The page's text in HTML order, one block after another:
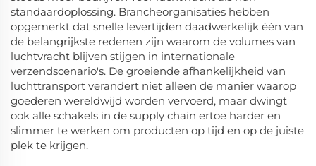
standaardoplossing. Brancheorganisaties hebben
opgemerkt dat snelle levertijden daadwerkelijk één van
de belangrijkste redenen zijn waarom de volumes van
luchtvracht blijven stijgen in internationale
verzendscenario's. De groeiende afhankelijkheid van
luchttransport verandert niet alleen de manier waarop
goederen wereldwijd worden vervoerd, maar dwingt
ook alle schakels in de supply chain ertoe harder en
slimmer te werken om producten op tijd en op de juiste
plek te krijgen.